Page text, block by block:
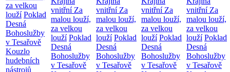
za velkou
louží Poklad
Desná
Bohoslužby
v Tesařově
Kouzlo
hudebních
nástrojů
vnitřní Za
malou louží,
za velkou
louží Poklad
Desná
Bohoslužby
v Tesařově
vnitřní Za
malou louží,
za velkou
louží Poklad
Desná
Bohoslužby
v Tesařově
vnitřní Za
malou louží,
za velkou
louží Poklad
Desná
Bohoslužby
v Tesařově
vnitřní Za
malou louží,
za velkou
louží Poklad
Desná
Bohoslužby
v Tesařově